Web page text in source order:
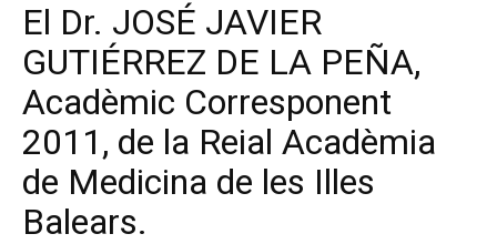
El Dr. JOSÉ JAVIER
GUTIÉRREZ DE LA PEÑA,
Acadèmic Corresponent
2011, de la Reial Acadèmia
de Medicina de les Illes
Balears.